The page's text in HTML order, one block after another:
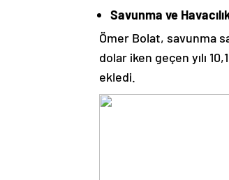
Savunma ve
Ömer Bolat, savunma
dolar iken geçen yılı
ekledi.